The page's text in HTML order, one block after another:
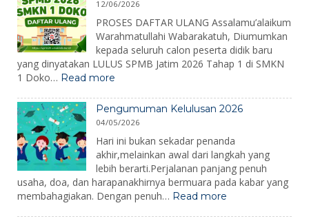
Gladi
dalam
12/06/2026
PROSES DAFTAR ULANG Assalamu’alaikum
Warahmatullahi Wabarakatuh, Diumumkan
kepada seluruh calon peserta didik baru
yang dinyatakan LULUS SPMB Jatim 2026 Tahap 1 di SMKN
1 Doko… Read more
SMKN
1
Doko
2026
Pengumuman Kelulusan 2026
04/05/2026
Hari ini bukan sekadar penanda
akhir,melainkan awal dari langkah yang
lebih berarti.Perjalanan panjang penuh
usaha, doa, dan harapanakhirnya bermuara pada kabar yang
membahagiakan. Dengan penuh… Read more